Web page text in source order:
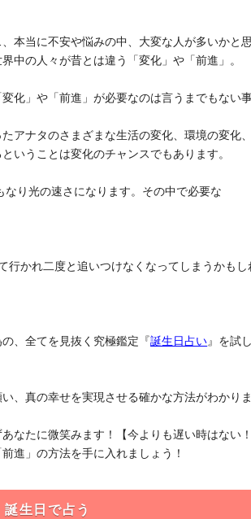
当に不安や悩みの中、大変な人が多いかと思
中の人々が昔とは違う「変化」や「前進」。
化」や「前進」が必要なのは言うまでもない事
アナタのさまざまな生活の変化、環境の変化
いうことは変化のチャンスでもあります。
り光の速さになります。その中で必要な
行かれ二度と追いつけなくなってしまうかもし
、全てを見抜く究極鑑定『誕生日占い 』を試
、真の幸せを実現させる確かな方法がわかりま
なたに微笑みます！【今よりも遅い時はない
進」の方法を手に入れましょう！
誕生日で占う